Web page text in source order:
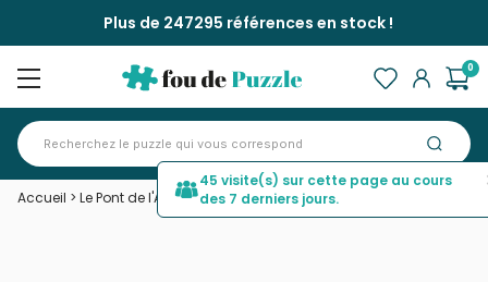
Plus de 247295 références en stock !
0
Accueil > Le Pont de l'Arbre du Lion
45 visite(s) sur cette page au cours
des 7 derniers jours.